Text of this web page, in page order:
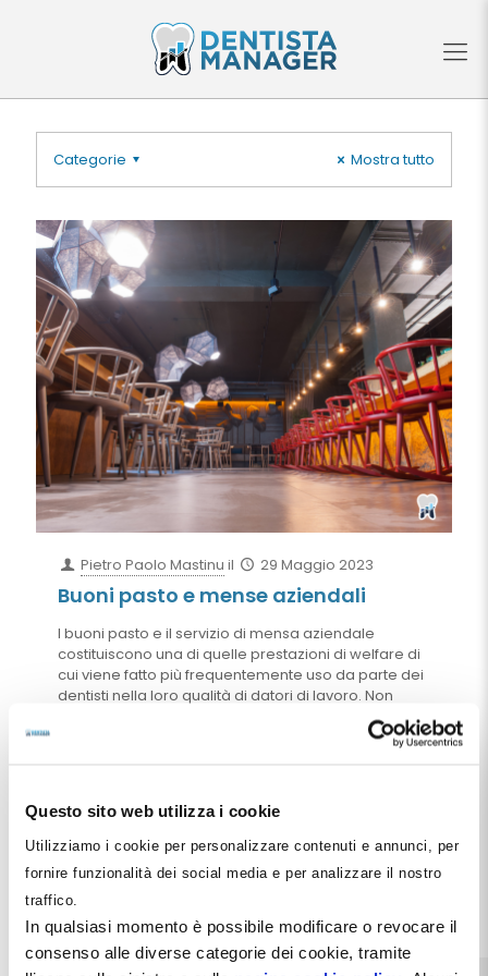
Questo sito web utilizza i cookie
Utilizziamo i cookie per personalizzare contenuti e annunci, per
fornire funzionalità dei social media e per analizzare il nostro
traffico.
In qualsiasi momento è possibile modificare o revocare il
consenso alle diverse categorie dei cookie, tramite
Categorie Mostra tutto
Pietro Paolo Mastinu il 29 Maggio 2023
Buoni pasto e mense aziendali
I buoni pasto e il servizio di mensa aziendale
costituiscono una di quelle prestazioni di welfare di
cui viene fatto più frequentemente uso da parte dei
dentisti nella loro qualità di datori di lavoro. Non
sempre questa frequenza di utilizzo si accompagna
alla dettagliata conoscenza della disciplina relativa
a fornire tutte le informazioni che possono aiutare il
dentista a gestire al meglio questo importante
capitolo del welfare